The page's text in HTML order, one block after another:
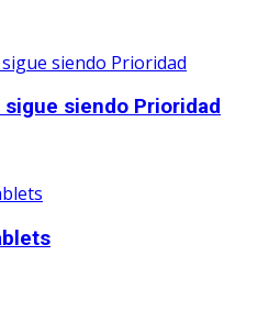
sigue siendo Prioridad